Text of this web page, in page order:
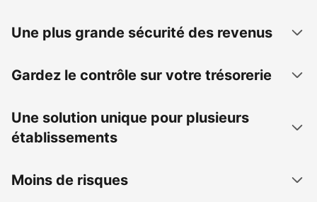
Une plus grande sécurité des revenus
Gardez le contrôle sur votre trésorerie
Une solution unique pour plusieurs
établissements
Moins de risques